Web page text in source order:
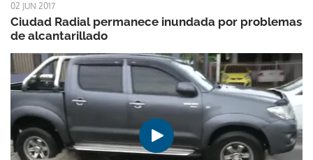
02 JUN 2017
Ciudad Radial permanece inundada por problemas
de alcantarillado